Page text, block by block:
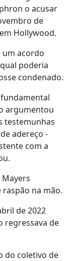
o acusar
de
Hollywood.
um acordo
poderia
condenado.
argumentou
testemunhas
adereço -
com a
na mão.
de 2022
regressava de
do coletivo de